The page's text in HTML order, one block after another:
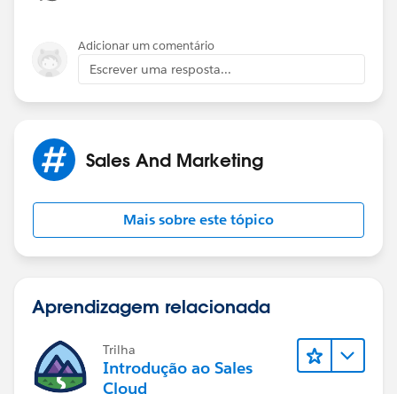
Adicionar um comentário
Escrever uma resposta...
Sales And Marketing
Mais sobre este tópico
Aprendizagem relacionada
Trilha
Introdução ao Sales
Cloud